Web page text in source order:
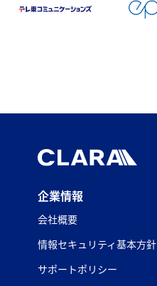
企業情報
会社概要
情報セキュリティ基本方針
サポートポリシー